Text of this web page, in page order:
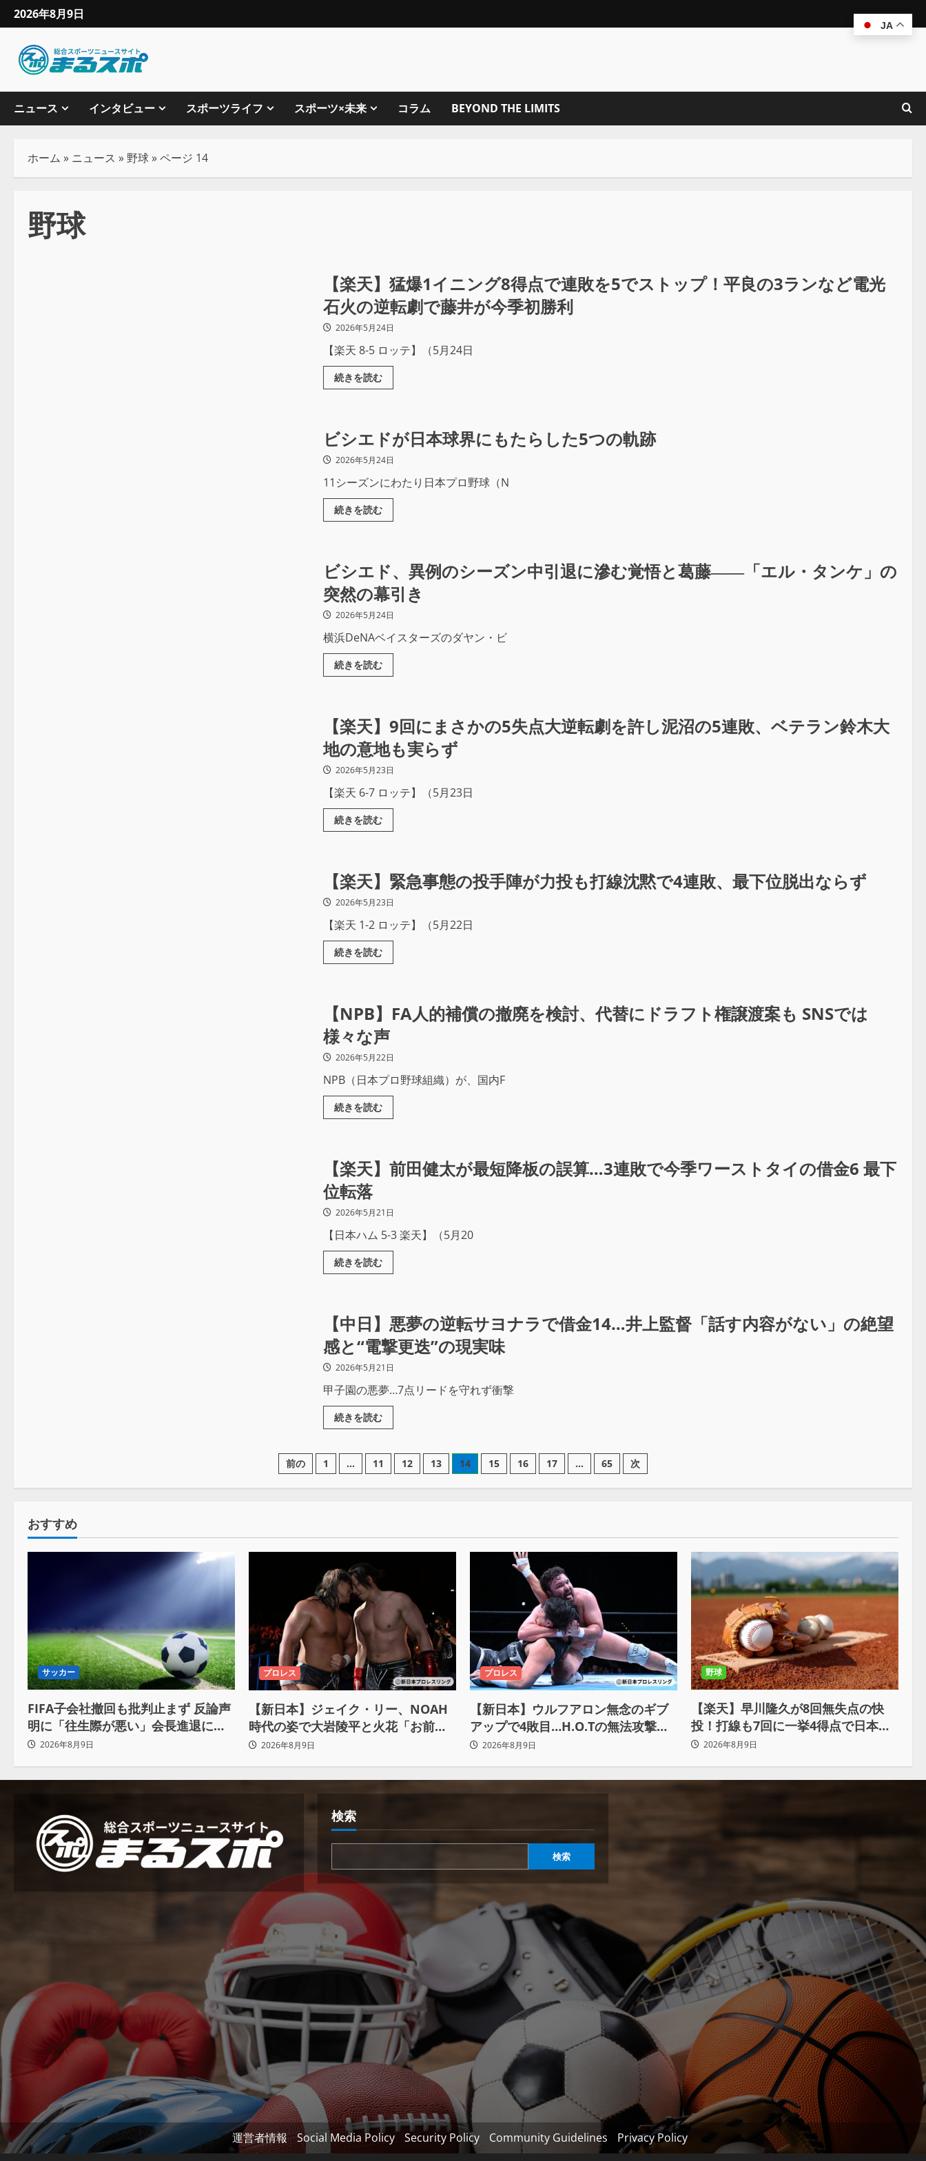
2026年8月9日
ニュース インタビュー スポーツライフ スポーツ×未来 コラム BEYOND THE LIMITS
ホーム » ニュース » 野球»ページ 14
野球
【楽天】猛爆1イニング8得点で連敗を5でストップ！平良の3ランなど電光
石火の逆転劇で藤井が今季初勝利
2026年5月24日
【楽天 8-5 ロッテ】（5月24日
続きを読む
ビシエドが日本球界にもたらした5つの軌跡
2026年5月24日
11シーズンにわたり日本プロ野球（N
続きを読む
ビシエド、異例のシーズン中引退に滲む覚悟と葛藤――「エル・タンケ」の
突然の幕引き
2026年5月24日
横浜DeNAベイスターズのダヤン・ビ
続きを読む
【楽天】9回にまさかの5失点大逆転劇を許し泥沼の5連敗、ベテラン鈴木大
地の意地も実らず
2026年5月23日
【楽天 6-7 ロッテ】（5月23日
続きを読む
【楽天】緊急事態の投手陣が力投も打線沈黙で4連敗、最下位脱出ならず
2026年5月23日
【楽天 1-2 ロッテ】（5月22日
続きを読む
【NPB】FA人的補償の撤廃を検討、代替にドラフト権譲渡案も SNSでは
様々な声
2026年5月22日
NPB（日本プロ野球組織）が、国内F
続きを読む
【楽天】前田健太が最短降板の誤算…3連敗で今季ワーストタイの借金6 最下
位転落
2026年5月21日
【日本ハム 5-3 楽天】（5月20
続きを読む
【中日】悪夢の逆転サヨナラで借金14…井上監督「話す内容がない」の絶望
感と“電撃更迭”の現実味
2026年5月21日
甲子園の悪夢…7点リードを守れず衝撃
続きを読む
前の 1 … 11 12 13 14 15 16 17 … 65 次
おすすめ
サッカー
FIFA子会社撤回も批判止まず 反論声
明に「往生際が悪い」会長進退に注
目 2026年8月9日
プロレス
【新日本】ジェイク・リー、NOAH
時代の姿で大岩陵平と火花「お前の
おかげで、忘れてたもの思い出した
2026年8月9日
プロレス
【新日本】ウルフアロン無念のギブ
アップで4敗目…H.O.Tの無法攻撃に
屈す「まだまだ俺自身の力はこんな
2026年8月9日
野球
【楽天】早川隆久が8回無失点の快
投！打線も7回に一挙4得点で日本ハ
ムを完封
2026年8月9日
検索
検索
運営者情報 Social Media Policy Security Policy Community Guidelines Privacy Policy
JA